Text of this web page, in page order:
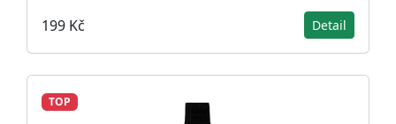
199 Kč Detail
TOP